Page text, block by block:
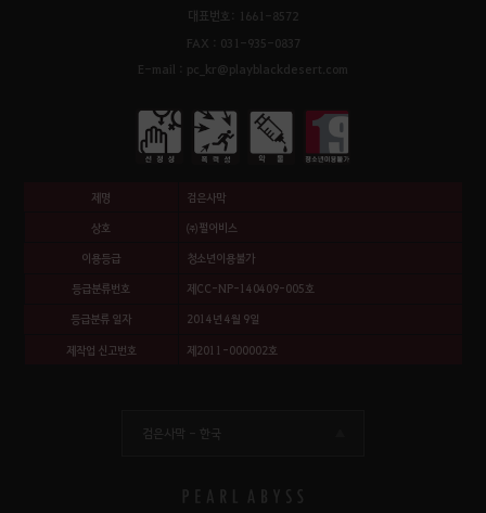
대표번호: 1661-8572
FAX : 031-935-0837
E-mail : pc_kr@playblackdesert.com
제명 검은사막
상호 ㈜펄어비스
이용등급 청소년이용불가
등급분류번호 제CC-NP-140409-005호
등급분류 일자 2014년 4월 9일
제작업 신고번호 제2011-000002호
검은사막 - 한국